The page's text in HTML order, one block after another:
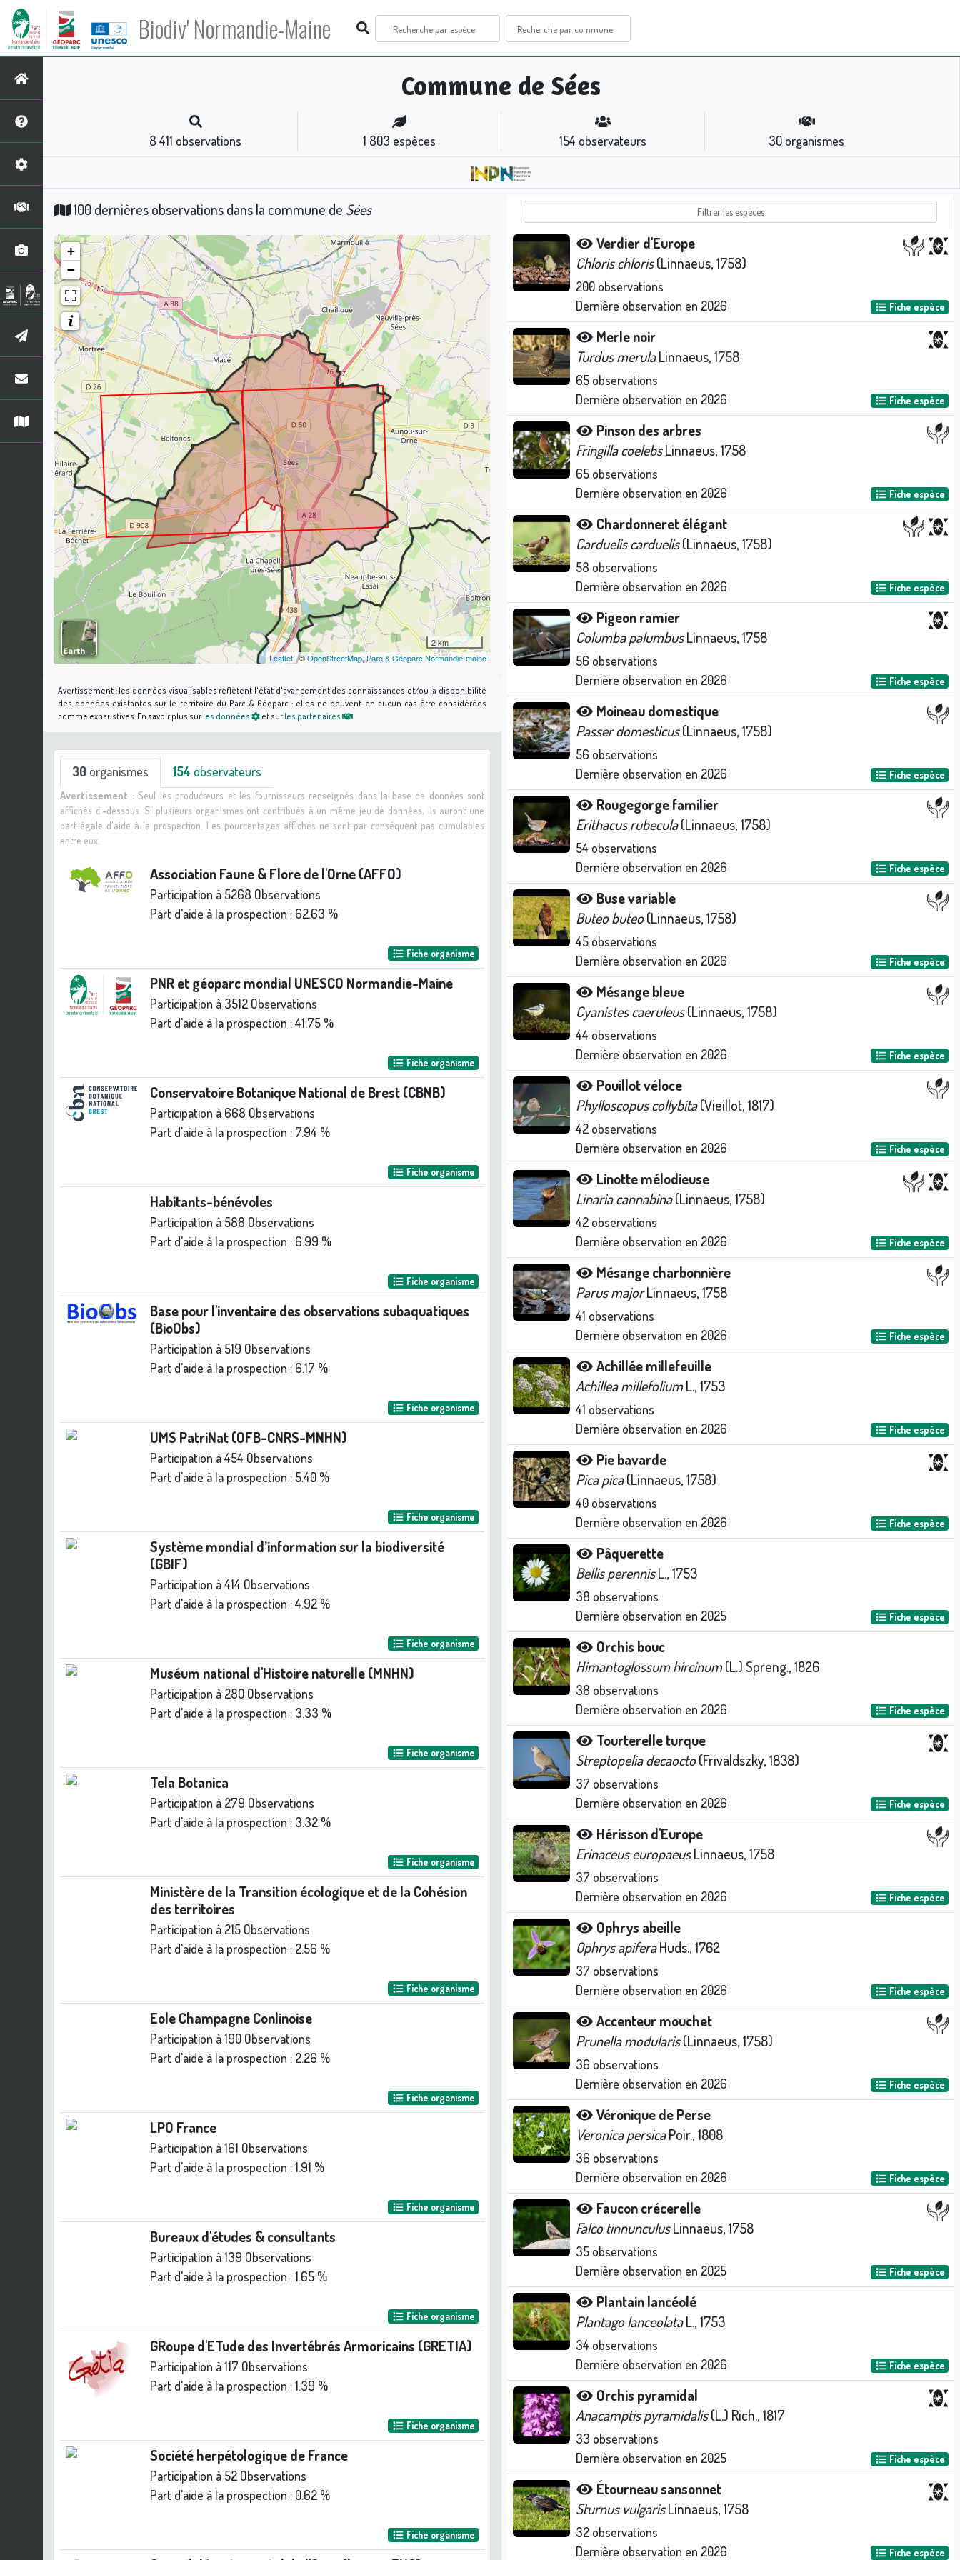
Biodiv' Normandie-Maine
Commune de Sées
8 411 observations 1 803 espèces 154 observateurs 30 organismes
100 dernières observations dans la commune de Sées
+
−
2 km
Leaflet | ©OpenStreetMap,Parc & Géoparc Normandie-maine
Avertissement :les données visualisables reflètent l'état d'avancement des connaissances et/ou la disponibilité
des données existantes sur le territoire du Parc & Géoparc : elles ne peuvent en aucun cas être considérées
comme exhaustives. En savoir plus surles données et surles partenaires
30 organismes 154 observateurs
Avertissement :Seul les producteurs et les fournisseurs renseignés dans la base de données sont
affichés ci-dessous. Si plusieurs organismes ont contribués à un même jeu de données, ils auront une
part égale d'aide à la prospection. Les pourcentages affichés ne sont par conséquent pas cumulables
entre eux.
Association Faune & Flore de l'Orne (AFFO)
Participation à 5268 Observations
Part d'aide à la prospection : 62.63 %
Fiche organisme
PNR et géoparc mondial UNESCO Normandie-Maine
Participation à 3512 Observations
Part d'aide à la prospection :41.75 %
Fiche organisme
Conservatoire Botanique National de Brest (CBNB)
Participation à 668 Observations
Part d'aide à la prospection : 7.94 %
Fiche organisme
Habitants-bénévoles
Participation à 588 Observations
Part d'aide à la prospection : 6.99 %
Fiche organisme
Base pour l'inventaire des observations subaquatiques
(BioObs)
Participation à 519 Observations
Part d'aide à la prospection : 6.17 %
Fiche organisme
UMS PatriNat (OFB-CNRS-MNHN)
Participation à 454 Observations
Part d'aide à la prospection : 5.40 %
Fiche organisme
Système mondial d’information sur la biodiversité
(GBIF)
Participation à 414 Observations
Part d'aide à la prospection :4.92 %
Fiche organisme
Muséum national d'Histoire naturelle (MNHN)
Participation à 280 Observations
Part d'aide à la prospection : 3.33 %
Fiche organisme
Tela Botanica
Participation à 279 Observations
Part d'aide à la prospection : 3.32 %
Fiche organisme
Ministère de la Transition écologique et de la Cohésion
des territoires
Participation à 215 Observations
Part d'aide à la prospection : 2.56 %
Fiche organisme
Eole Champagne Conlinoise
Participation à 190 Observations
Part d'aide à la prospection : 2.26 %
Fiche organisme
LPO France
Participation à 161 Observations
Part d'aide à la prospection :1.91 %
Fiche organisme
Bureaux d'études & consultants
Participation à 139 Observations
Part d'aide à la prospection :1.65 %
Fiche organisme
GRoupe d'ETude des Invertébrés Armoricains (GRETIA)
Participation à 117 Observations
Part d'aide à la prospection :1.39 %
Fiche organisme
Société herpétologique de France
Participation à 52 Observations
Part d'aide à la prospection : 0.62 %
Fiche organisme
Verdier d'Europe
Chloris chloris(Linnaeus, 1758)
200 observations
Dernière observation en 2026 Fiche espèce
Merle noir
Turdus merulaLinnaeus, 1758
65 observations
Dernière observation en 2026 Fiche espèce
Pinson des arbres
Fringilla coelebsLinnaeus, 1758
65 observations
Dernière observation en 2026 Fiche espèce
Chardonneret élégant
Carduelis carduelis(Linnaeus, 1758)
58 observations
Dernière observation en 2026 Fiche espèce
Pigeon ramier
Columba palumbusLinnaeus, 1758
56 observations
Dernière observation en 2026 Fiche espèce
Moineau domestique
Passer domesticus(Linnaeus, 1758)
56 observations
Dernière observation en 2026 Fiche espèce
Rougegorge familier
Erithacus rubecula(Linnaeus, 1758)
54 observations
Dernière observation en 2026 Fiche espèce
Buse variable
Buteo buteo(Linnaeus, 1758)
45 observations
Dernière observation en 2026 Fiche espèce
Mésange bleue
Cyanistes caeruleus(Linnaeus, 1758)
44 observations
Dernière observation en 2026 Fiche espèce
Pouillot véloce
Phylloscopus collybita(Vieillot, 1817)
42 observations
Dernière observation en 2026 Fiche espèce
Linotte mélodieuse
Linaria cannabina(Linnaeus, 1758)
42 observations
Dernière observation en 2026 Fiche espèce
Mésange charbonnière
Parus majorLinnaeus, 1758
41 observations
Dernière observation en 2026 Fiche espèce
Achillée millefeuille
Achillea millefoliumL., 1753
41 observations
Dernière observation en 2026 Fiche espèce
Pie bavarde
Pica pica(Linnaeus, 1758)
40 observations
Dernière observation en 2026 Fiche espèce
Pâquerette
Bellis perennisL., 1753
38 observations
Dernière observation en 2025 Fiche espèce
Orchis bouc
Himantoglossum hircinum(L.) Spreng., 1826
38 observations
Dernière observation en 2026 Fiche espèce
Tourterelle turque
Streptopelia decaocto(Frivaldszky, 1838)
37 observations
Dernière observation en 2026 Fiche espèce
Hérisson d'Europe
Erinaceus europaeusLinnaeus, 1758
37 observations
Dernière observation en 2026 Fiche espèce
Ophrys abeille
Ophrys apiferaHuds., 1762
37 observations
Dernière observation en 2026 Fiche espèce
Accenteur mouchet
Prunella modularis(Linnaeus, 1758)
36 observations
Dernière observation en 2026 Fiche espèce
Véronique de Perse
Veronica persicaPoir., 1808
36 observations
Dernière observation en 2026 Fiche espèce
Faucon crécerelle
Falco tinnunculusLinnaeus, 1758
35 observations
Dernière observation en 2025 Fiche espèce
Plantain lancéolé
Plantago lanceolataL., 1753
34 observations
Dernière observation en 2026 Fiche espèce
Orchis pyramidal
Anacamptis pyramidalis(L.) Rich., 1817
33 observations
Dernière observation en 2025 Fiche espèce
Étourneau sansonnet
Sturnus vulgarisLinnaeus, 1758
32 observations
Dernière observation en 2026 Fiche espèce